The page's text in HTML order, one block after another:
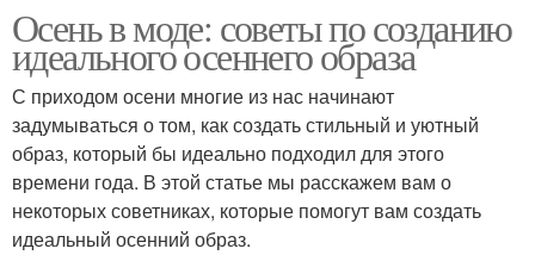
Осень в моде: советы по созданию
идеального осеннего образа
С приходом осени многие из нас начинают
задумываться о том, как создать стильный и уютный
образ, который бы идеально подходил для этого
времени года. В этой статье мы расскажем вам о
некоторых советниках, которые помогут вам создать
идеальный осенний образ.